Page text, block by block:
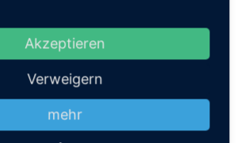
,Erinnerungsattacken,Fehlalarm,
Posttraumatische Belastungsstörung
,Schmerz,
Akzeptieren
Verweigern
mehr